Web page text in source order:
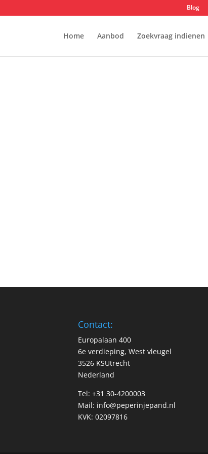
Blog
Home Aanbod Zoekvraag indienen
Contact:
Europalaan 400
6e verdieping, West vleugel
3526 KSUtrecht
Nederland
Tel: +31 30-4200003
Mail: info@peperinjepand.nl
KVK: 02097816